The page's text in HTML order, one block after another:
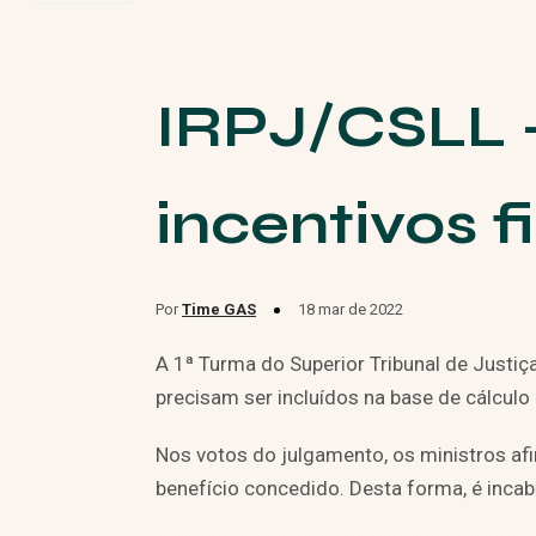
IRPJ/CSLL
incentivos
PorTime GAS 18 mar de 2022
A 1ª Turma do Superior Tribunal de
precisam ser incluídos na base de cálculo
Nos votos do julgamento, os ministros
benefício concedido. Desta forma, é